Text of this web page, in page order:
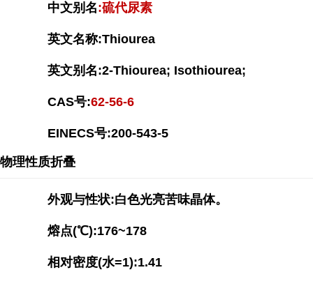
中文别名:硫代尿素
英文名称:Thiourea
英文别名:2-Thiourea; Isothiourea;
CAS号:62-56-6
EINECS号:200-543-5
折叠
物理性质
外观与性状:白色光亮苦味晶体。
熔点(℃):176~178
相对密度(水=1):1.41